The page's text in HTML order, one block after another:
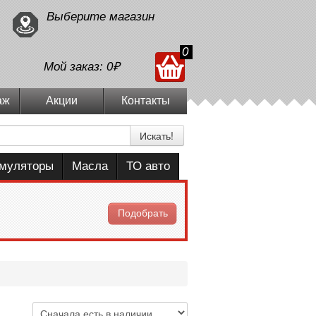
Выберите магазин
Мой заказ: 0₽
0
Акции Контакты
Искать!
Масла ТО авто
Подобрать